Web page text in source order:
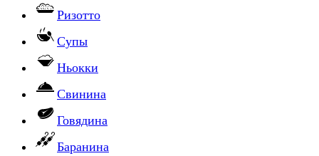
Ризотто
Супы
Ньокки
Свинина
Говядина
Баранина